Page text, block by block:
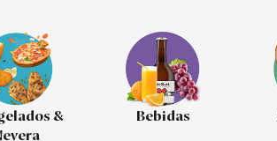
&
Bebidas